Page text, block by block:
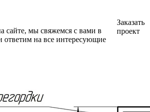
сайте, мы свяжемся с вами в
ответим на все интересующие
Заказать
проект